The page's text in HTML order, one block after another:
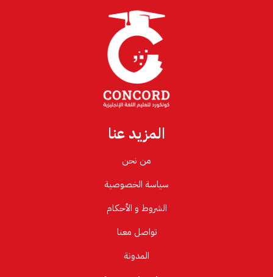
المزيد عنا
من نحن
سياسة الخصوصية
الشروط و الأحكام
تواصل معنا
المدونة